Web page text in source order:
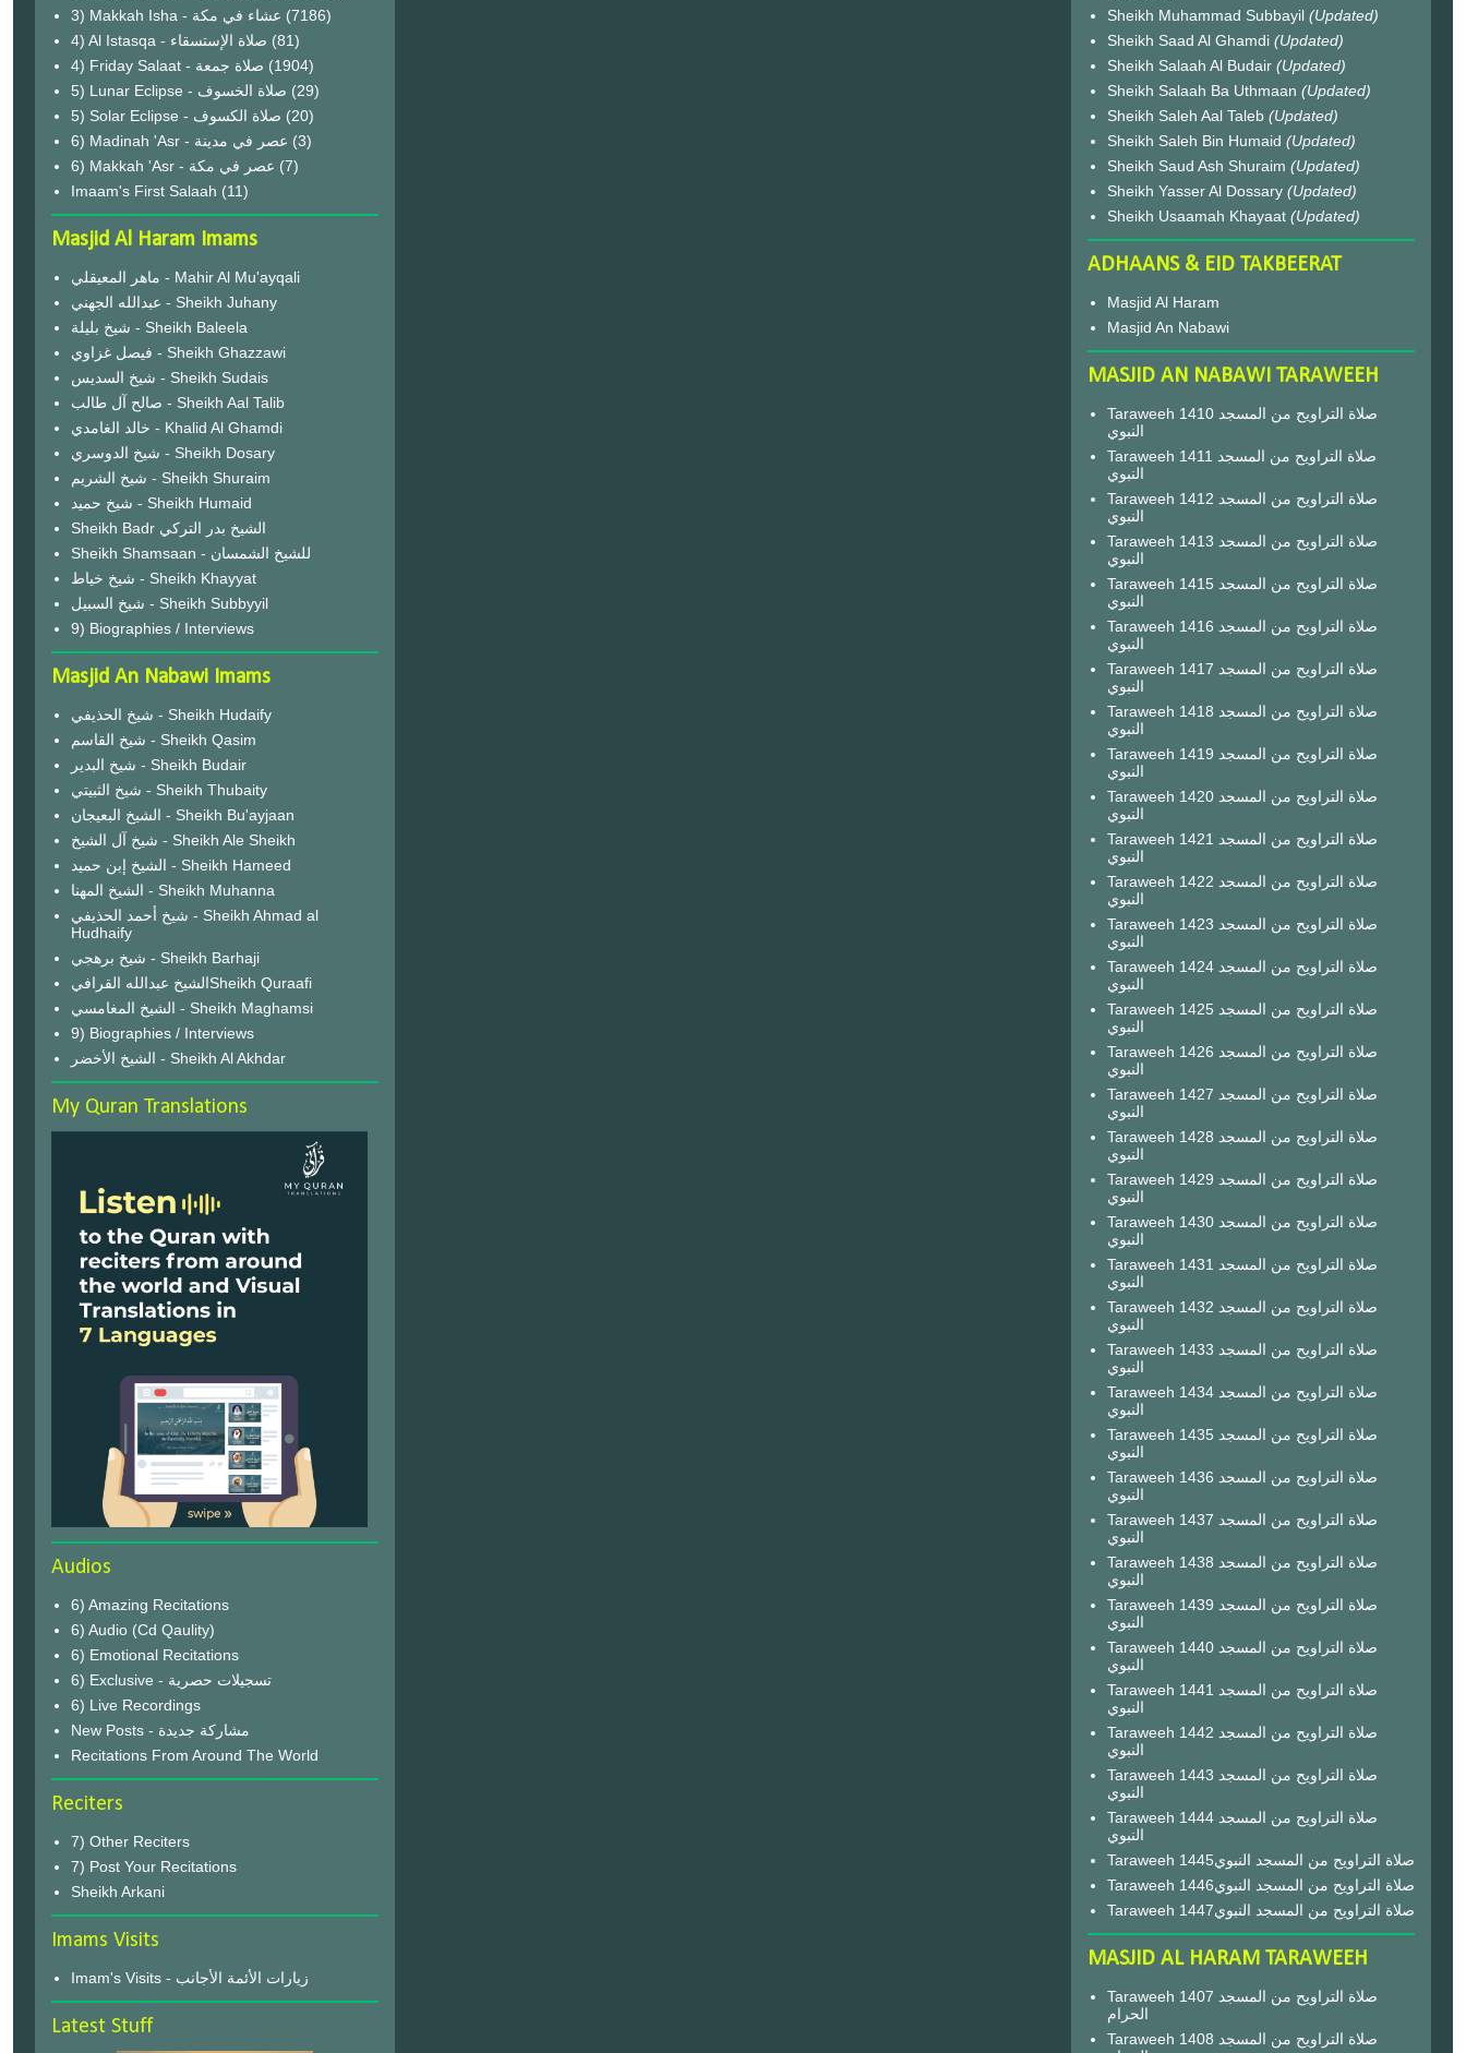
3) Makkah Isha - عشاء في مكة (7186)
4) Al Istasqa - صلاة الإستسقاء (81)
4) Friday Salaat - صلاة جمعة (1904)
5) Lunar Eclipse - صلاة الخسوف (29)
(20)
6) Madinah 'Asr - عصر في مدينة (3)
6) Makkah 'Asr - عصر في مكة (7)
Imaam's First Salaah (11)
Masjid Al Haram Imams
ماهر المعيقلي - Mahir Al Mu'ayqali
عبدالله الجهني - Sheikh Juhany
شيخ بليلة - Sheikh Baleela
فيصل غزاوي - Sheikh Ghazzawi
شيخ السديس - Sheikh Sudais
صالح آل طالب - Sheikh Aal Talib
خالد الغامدي - Khalid Al Ghamdi
شيخ الدوسري - Sheikh Dosary
شيخ الشريم - Sheikh Shuraim
شيخ حميد - Sheikh Humaid
Sheikh Badr الشيخ بدر التركي
Sheikh Shamsaan - للشيخ الشمسان
شيخ خياط - Sheikh Khayyat
شيخ السبيل - Sheikh Subbyyil
9) Biographies / Interviews
Masjid An Nabawi Imams
شيخ الحذيفي - Sheikh Hudaify
شيخ القاسم - Sheikh Qasim
شيخ البدير - Sheikh Budair
شيخ الثبيتي - Sheikh Thubaity
الشيخ البعيجان - Sheikh Bu'ayjaan
شيخ آل الشيخ - Sheikh Ale Sheikh
الشيخ إبن حميد - Sheikh Hameed
الشيخ المهنا - Sheikh Muhanna
شيخ أحمد الحذيفي - Sheikh Ahmad al
Hudhaify
شيخ برهجي - Sheikh Barhaji
الشيخ عبدالله القرافيSheikh Quraafi
الشيخ المغامسي - Sheikh Maghamsi
9) Biographies / Interviews
الشيخ الأخضر - Sheikh Al Akhdar
My Quran Translations
Audios
6) Amazing Recitations
6) Audio (Cd Qaulity)
6) Emotional Recitations
6) Exclusive - تسجيلات حصرية
6) Live Recordings
New Posts - مشاركة جديدة
Recitations From Around The World
Reciters
7) Other Reciters
7) Post Your Recitations
Sheikh Arkani
Imams Visits
Imam's Visits - زيارات الأئمة الأجانب
Latest Stuff
Sheikh Muhammad Subbayil (Updated)
Sheikh Saad Al Ghamdi (Updated)
Sheikh Salaah Al Budair (Updated)
Sheikh Salaah Ba Uthmaan (Updated)
Sheikh Saleh Aal Taleb (Updated)
Sheikh Saleh Bin Humaid (Updated)
Sheikh Saud Ash Shuraim (Updated)
Sheikh Yasser Al Dossary (Updated)
Sheikh Usaamah Khayaat (Updated)
ADHAANS & EID TAKBEERAT
Masjid Al Haram
Masjid An Nabawi
MASJID AN NABAWI TARAWEEH
Taraweeh 1410 صلاة التراويح من المسجد
النبوي
Taraweeh 1411 صلاة التراويح من المسجد
النبوي
Taraweeh 1412 صلاة التراويح من المسجد
النبوي
Taraweeh 1413 صلاة التراويح من المسجد
النبوي
Taraweeh 1415 صلاة التراويح من المسجد
النبوي
Taraweeh 1416 صلاة التراويح من المسجد
النبوي
Taraweeh 1417 صلاة التراويح من المسجد
النبوي
Taraweeh 1418 صلاة التراويح من المسجد
النبوي
Taraweeh 1419 صلاة التراويح من المسجد
النبوي
Taraweeh 1420 صلاة التراويح من المسجد
النبوي
Taraweeh 1421 صلاة التراويح من المسجد
النبوي
Taraweeh 1422 صلاة التراويح من المسجد
النبوي
Taraweeh 1423 صلاة التراويح من المسجد
النبوي
Taraweeh 1424 صلاة التراويح من المسجد
النبوي
Taraweeh 1425 صلاة التراويح من المسجد
النبوي
Taraweeh 1426 صلاة التراويح من المسجد
النبوي
Taraweeh 1427 صلاة التراويح من المسجد
النبوي
Taraweeh 1428 صلاة التراويح من المسجد
النبوي
Taraweeh 1429 صلاة التراويح من المسجد
النبوي
Taraweeh 1430 صلاة التراويح من المسجد
النبوي
Taraweeh 1431 صلاة التراويح من المسجد
النبوي
Taraweeh 1432 صلاة التراويح من المسجد
النبوي
Taraweeh 1433 صلاة التراويح من المسجد
النبوي
Taraweeh 1434 صلاة التراويح من المسجد
النبوي
Taraweeh 1435 صلاة التراويح من المسجد
النبوي
Taraweeh 1436 صلاة التراويح من المسجد
النبوي
Taraweeh 1437 صلاة التراويح من المسجد
النبوي
Taraweeh 1438 صلاة التراويح من المسجد
النبوي
Taraweeh 1439 صلاة التراويح من المسجد
النبوي
Taraweeh 1440 صلاة التراويح من المسجد
النبوي
Taraweeh 1441 صلاة التراويح من المسجد
النبوي
Taraweeh 1442 صلاة التراويح من المسجد
النبوي
Taraweeh 1443 صلاة التراويح من المسجد
النبوي
Taraweeh 1444 صلاة التراويح من المسجد
النبوي
Taraweeh 1445صلاة التراويح من المسجد النبوي
Taraweeh 1446صلاة التراويح من المسجد النبوي
Taraweeh 1447صلاة التراويح من المسجد النبوي
MASJID AL HARAM TARAWEEH
Taraweeh 1407 صلاة التراويح من المسجد
الحرام
Taraweeh 1408 صلاة التراويح من المسجد